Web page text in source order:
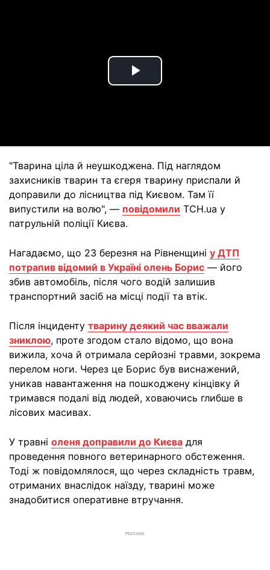
Play
"Тварина ціла й неушкоджена. Під наглядом
захисників тварин та єгеря тварину приспали й
доправили до лісництва під Києвом. Там її
випустили на волю", — повідомили ТСН.ua у
патрульній поліції Києва.
Нагадаємо, що 23 березня на Рівненщині у ДТП
потрапив відомий в Україні олень Борис — його
збив автомобіль, після чого водій залишив
транспортний засіб на місці події та втік.
Після інциденту тварину деякий час вважали
зниклою, проте згодом стало відомо, що вона
вижила, хоча й отримала серйозні травми, зокрема
перелом ноги. Через це Борис був виснажений,
уникав навантаження на пошкоджену кінцівку й
тримався подалі від людей, ховаючись глибше в
лісових масивах.
У травні оленя доправили до Києва для
проведення повного ветеринарного обстеження.
Тоді ж повідомлялося, що через складність травм,
отриманих внаслідок наїзду, тварині може
знадобитися оперативне втручання.
РЕКЛАМА